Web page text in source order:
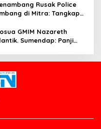
Rusak Police
di Mitra: Tangkap
GMIM Nazareth
Sumendap: Panji